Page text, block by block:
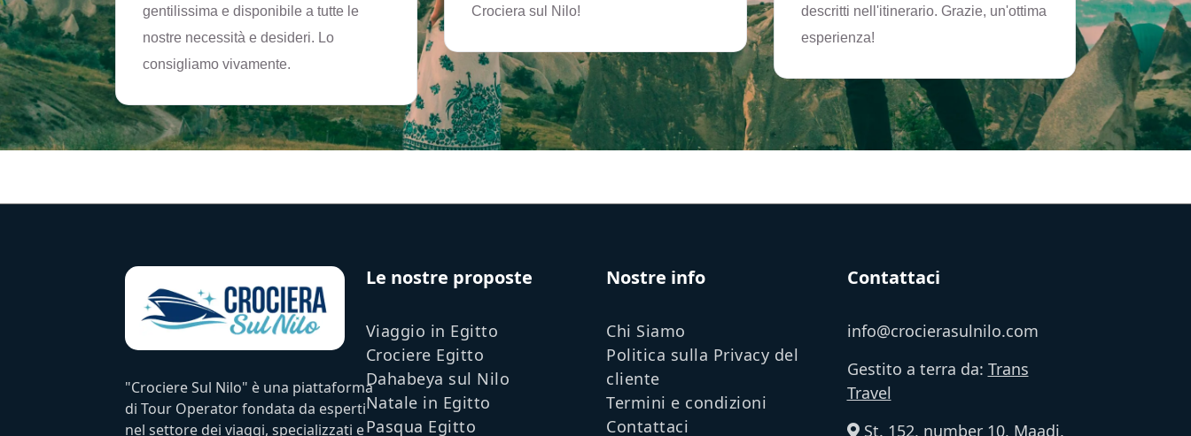
gentilissima e disponibile a tutte le
nostre necessità e desideri. Lo
consigliamo vivamente.
Crociera sul Nilo!
descritti nell'itinerario. Grazie, un'ottima
esperienza!
"Crociere Sul Nilo" è una piattaforma
di Tour Operator fondata da esperti
nel settore dei viaggi, specializzati e
Le nostre proposte
Viaggio in Egitto
Crociere Egitto
Dahabeya sul Nilo
Natale in Egitto
Pasqua Egitto
Nostre info
Chi Siamo
Politica sulla Privacy del
cliente
Termini e condizioni
Contattaci
Contattaci
info@crocierasulnilo.com
Gestito a terra da: Trans
Travel
St. 152, number 10, Maadi,